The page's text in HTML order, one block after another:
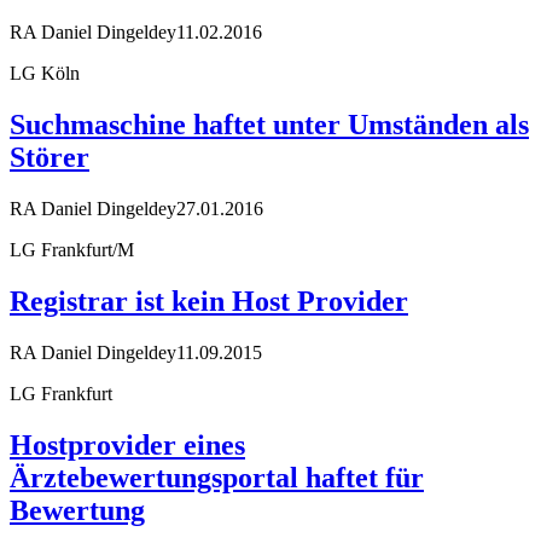
RA Daniel Dingeldey11.02.2016
LG Köln
Suchmaschine haftet unter Umständen als
Störer
RA Daniel Dingeldey27.01.2016
LG Frankfurt/M
Registrar ist kein Host Provider
RA Daniel Dingeldey11.09.2015
LG Frankfurt
Hostprovider eines
Ärztebewertungsportal haftet für
Bewertung